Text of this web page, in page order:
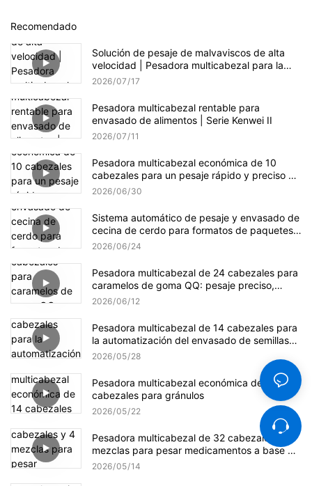
Recomendado
Solución de pesaje de malvaviscos de alta
velocidad | Pesadora multicabezal para la
producción de dulces
2026 07 17
Pesadora multicabezal rentable para
envasado de alimentos | Serie Kenwei II
2026 07 11
Pesadora multicabezal económica de 10
cabezales para un pesaje rápido y preciso de
gránulos.
2026 06 30
Sistema automático de pesaje y envasado de
cecina de cerdo para formatos de paquetes
pequeños y a granel.
2026 06 24
Pesadora multicabezal de 24 cabezales para
caramelos de goma QQ: pesaje preciso,
suave y eficiente.
2026 06 12
Pesadora multicabezal de 14 cabezales para
la automatización del envasado de semillas
de girasol
2026 05 28
Pesadora multicabezal económica de 14
cabezales para gránulos
2026 05 22
Pesadora multicabezal de 32 cabezales y 4
mezclas para pesar medicamentos a base de
hierbas.
2026 05 14